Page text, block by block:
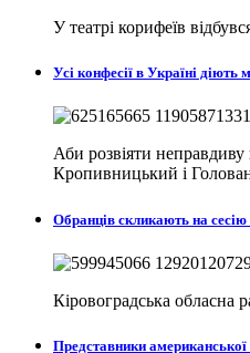
У театрі корифеїв
Усі конфесії в Україні
Аби розвіяти
Кропивницький і
Обранців скликають на сесію
Кіровоградська обласна
Представники